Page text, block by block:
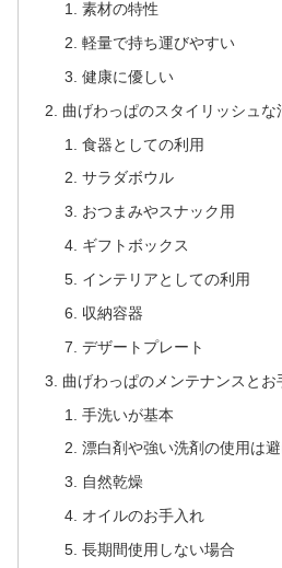
素材の特性
軽量で持ち運びやすい
健康に優しい
曲げわっぱのスタイリッシュな
食器としての利用
サラダボウル
おつまみやスナック用
ギフトボックス
インテリアとしての利用
収納容器
デザートプレート
曲げわっぱのメンテナンスとお
手洗いが基本
漂白剤や強い洗剤の使用は
自然乾燥
オイルのお手入れ
長期間使用しない場合